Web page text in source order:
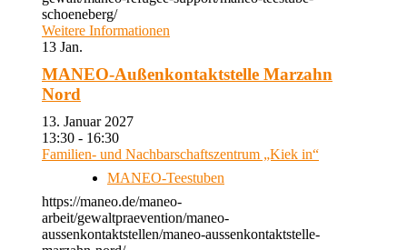
schoeneberg/
Weitere Informationen
13 Jan.
MANEO-Außenkontaktstelle Marzahn
Nord
13. Januar 2027
13:30 - 16:30
Familien- und Nachbarschaftszentrum „Kiek in“
MANEO-Teestuben
https://maneo.de/maneo-
arbeit/gewaltpraevention/maneo-
aussenkontaktstellen/maneo-aussenkontaktstelle-